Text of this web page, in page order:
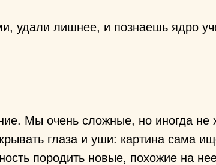
удали лишнее, и познаешь ядро
Мы очень сложные, но иногда
глаза и уши: картина сама
породить новые, похожие на